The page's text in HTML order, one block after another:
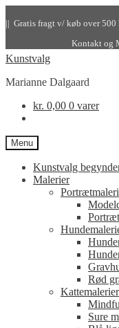
|| Gratis fragt v/ køb over 500
Kontakt og
Kunstvalg
Marianne Dalgaard
kr. 0,00 0 varer
Menu
Kunstvalg
Malerier
Portrætmaleri
Rød
Kattemalerier
Sure